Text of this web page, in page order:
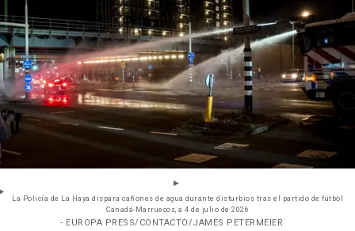
La Policía de La Haya dispara cañones de agua durante disturbios tras el partido de fútbol
Canadá-Marruecos, a 4 de julio de 2026
- EUROPA PRESS/CONTACTO/JAMES PETERMEIER